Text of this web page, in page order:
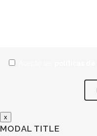
x
MODAL TITLE